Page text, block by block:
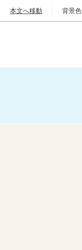
本文へ移動 背景色